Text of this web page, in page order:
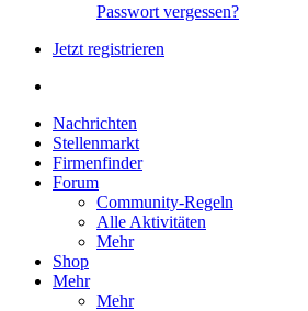
Passwort vergessen?
Jetzt registrieren
Nachrichten
Stellenmarkt
Firmenfinder
Forum
Community-Regeln
Alle Aktivitäten
Mehr
Shop
Mehr
Mehr